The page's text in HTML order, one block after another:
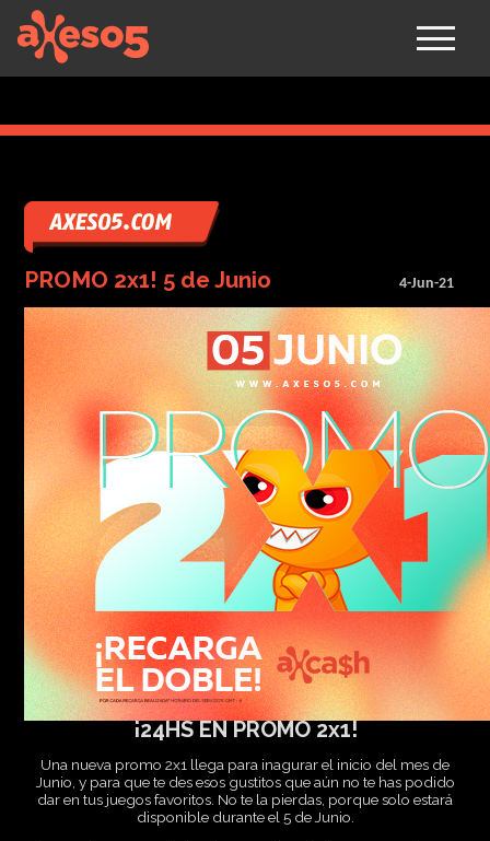
axeso5
PROMO 2x1! 5 de Junio 4-Jun-21
¡24HS EN PROMO 2x1!
Una nueva promo 2x1 llega para inagurar el inicio del mes de
Junio, y para que te des esos gustitos que aún no te has podido
dar en tus juegos favoritos. No te la pierdas, porque solo estará
disponible durante el 5 de Junio.